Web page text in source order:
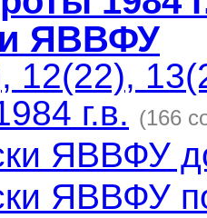
ЯВВФУ
12(22),
г.в. (166
ЯВВФУ
ЯВВФУ